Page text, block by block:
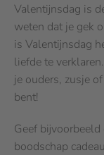
Valentijnsdag is
weten dat je gek
is Valentijnsdag
liefde te
je ouders, zusje
bent!
Geef bijvoorbeeld
boodschap